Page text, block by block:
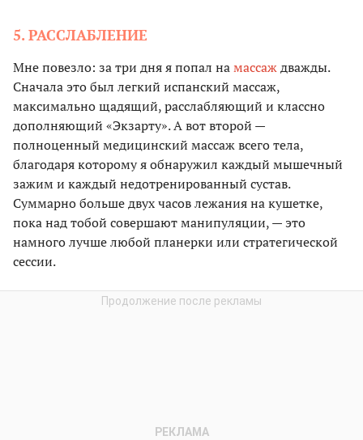
5. РАССЛАБЛЕНИЕ
Мне повезло: за три дня я попал намассаждважды.
Сначала это был легкий испанский массаж,
максимально щадящий, расслабляющий и классно
дополняющий «Экзарту». А вот второй —
полноценный медицинский массаж всего тела,
благодаря которому я обнаружил каждый мышечный
зажим и каждый недотренированный сустав.
Суммарно больше двух часов лежания на кушетке,
пока над тобой совершают манипуляции, — это
намного лучше любой планерки или стратегической
сессии.